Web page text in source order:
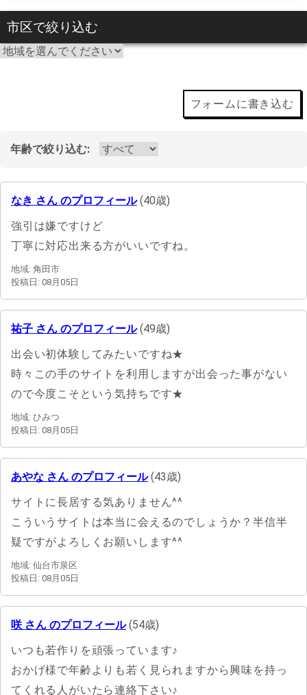
市区で絞り込む
フォームに書き込む
年齢で絞り込む:
なき さん のプロフィール(40歳)
強引は嫌ですけど
丁寧に対応出来る方がいいですね。
地域: 角田市
投稿日: 08月05日
祐子 さん のプロフィール(49歳)
出会い初体験してみたいですね★
時々この手のサイトを利用しますが出会った事がない
ので今度こそという気持ちです★
地域: ひみつ
投稿日: 08月05日
あやな さん のプロフィール(43歳)
サイトに長居する気ありません^^
こういうサイトは本当に会えるのでしょうか？半信半
疑ですがよろしくお願いします^^
地域: 仙台市泉区
投稿日: 08月05日
咲 さん のプロフィール(54歳)
いつも若作りを頑張っています♪
おかげ様で年齢よりも若く見られますから興味を持っ
てくれる人がいたら連絡下さい♪